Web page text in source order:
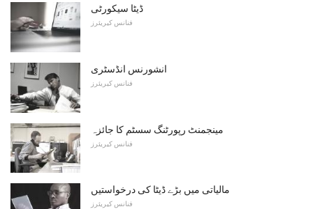
ڈیٹا سیکورٹی
فنانس کیریئرز
انشورنس انڈسٹری
فنانس کیریئرز
مینجمنٹ رپورٹنگ سسٹم کا جائزہ
فنانس کیریئرز
مالیاتی میں بڑے ڈیٹا کی درخواستیں
فنانس کیریئرز